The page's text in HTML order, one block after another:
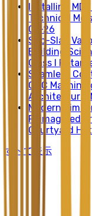
Installing
Technical
07-26
Sub-Slab
Building
Class I
Seamless
CNC
Architectural
Modern
Reimagined
Courtyard
すべて表示